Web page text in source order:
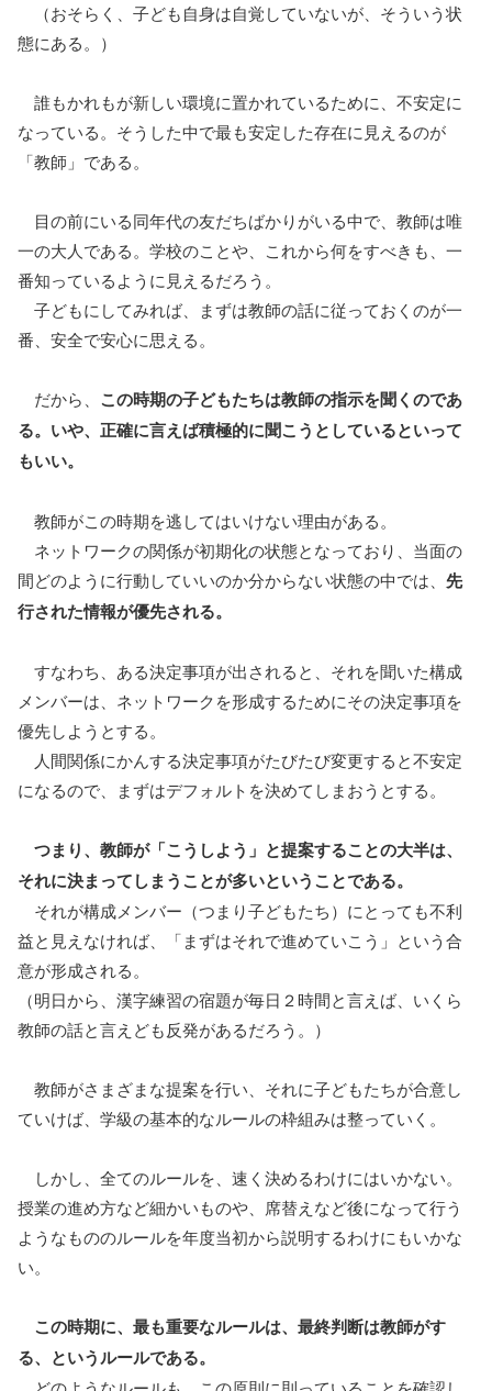
（おそらく、子ども自身は自覚していないが、そういう状
態にある。）
誰もかれもが新しい環境に置かれているために、不安定に
なっている。そうした中で最も安定した存在に見えるのが
「教師」である。
目の前にいる同年代の友だちばかりがいる中で、教師は唯
一の大人である。学校のことや、これから何をすべきも、一
番知っているように見えるだろう。
子どもにしてみれば、まずは教師の話に従っておくのが一
番、安全で安心に思える。
だから、 この時期の子どもたちは教師の指示を聞くのであ
る。いや、正確に言えば積極的に聞こうとしているといって
もいい。
教師がこの時期を逃してはいけない理由がある。
ネットワークの関係が初期化の状態となっており、当面の
間どのように行動していいのか分からない状態の中では、 先
行された情報が優先される。
すなわち、ある決定事項が出されると、それを聞いた構成
メンバーは、ネットワークを形成するためにその決定事項を
優先しようとする。
人間関係にかんする決定事項がたびたび変更すると不安定
になるので、まずはデフォルトを決めてしまおうとする。
つまり、教師が「こうしよう」と提案することの大半は、
それに決まってしまうことが多いということである。
それが構成メンバー（つまり子どもたち）にとっても不利
益と見えなければ、「まずはそれで進めていこう」という合
意が形成される。
（明日から、漢字練習の宿題が毎日２時間と言えば、いくら
教師の話と言えども反発があるだろう。）
教師がさまざまな提案を行い、それに子どもたちが合意し
ていけば、学級の基本的なルールの枠組みは整っていく。
しかし、全てのルールを、速く決めるわけにはいかない。
授業の進め方など細かいものや、席替えなど後になって行う
ようなもののルールを年度当初から説明するわけにもいかな
い。
この時期に、最も重要なルールは、最終判断は教師がす
る、というルールである。